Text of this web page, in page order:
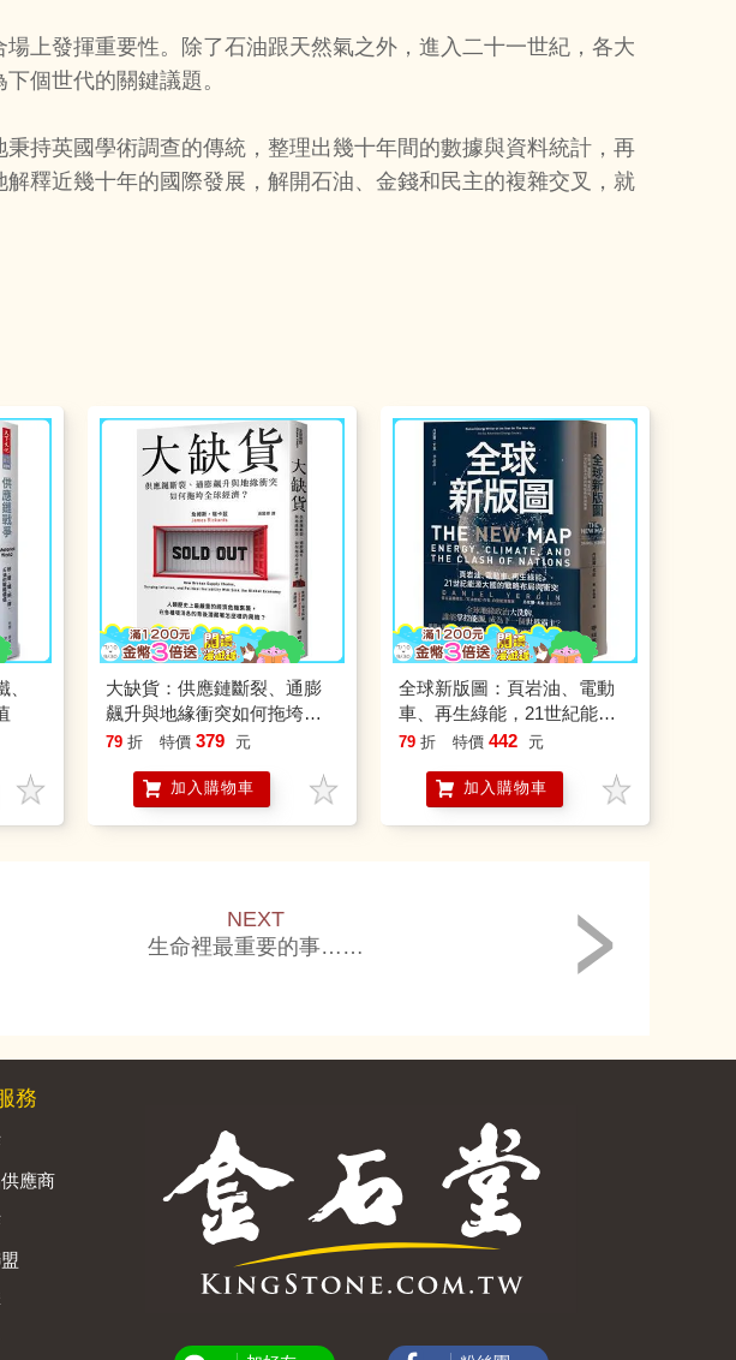
上發揮重要性。除了石油跟天然氣之外，進入二十一世紀，各大
個世代的關鍵議題。
持英國學術調查的傳統，整理出幾十年間的數據與資料統計，再
釋近幾十年的國際發展，解開石油、金錢和民主的複雜交叉，就
大缺貨：供應鏈斷裂、通膨
飆升與地緣衝突如何拖垮全
球經濟？
79 折 特價 379 元
加入購物車
全球新版圖：頁岩油、電動
車、再生綠能，21世紀能源
大國的戰略布局與衝突
79 折 特價 442 元
加入購物車
NEXT
生命裡最重要的事……
務
應商